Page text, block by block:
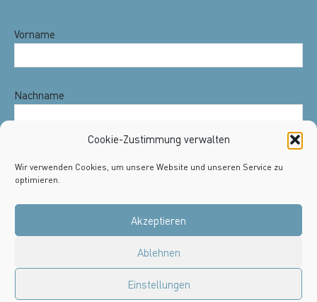
Cookie-Zustimmung verwalten
Wir verwenden Cookies, um unsere Website und unseren Service zu
optimieren.
Akzeptieren
Ablehnen
Einstellungen
Vorname
Nachname
E-Mail-Adresse: